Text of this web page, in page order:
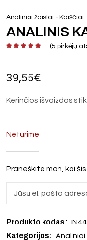
Analiniai žaislai -Kaiščiai
ANALINIS
(5 pirkėjų
39,55€
Kerinčios išvaizdos
Neturime
Praneškite man, kai
Produkto kodas:
Kategorijos: Analiniai